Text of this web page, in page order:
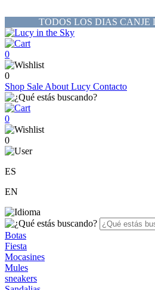
TODOS LOS DIAS
0
0
Shop Sale About Lucy Contacto
0
0
ES
EN
Botas
Fiesta
Mocasines
Mules
sneakers